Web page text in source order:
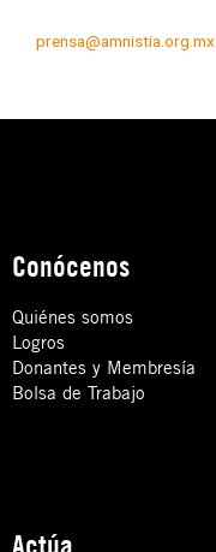
prensa@amnistia.org.mx
Conócenos
Quiénes somos
Logros
Donantes y Membresía
Bolsa de Trabajo
Actúa